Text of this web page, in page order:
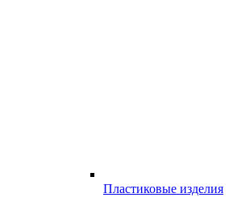
Пластиковые изделия